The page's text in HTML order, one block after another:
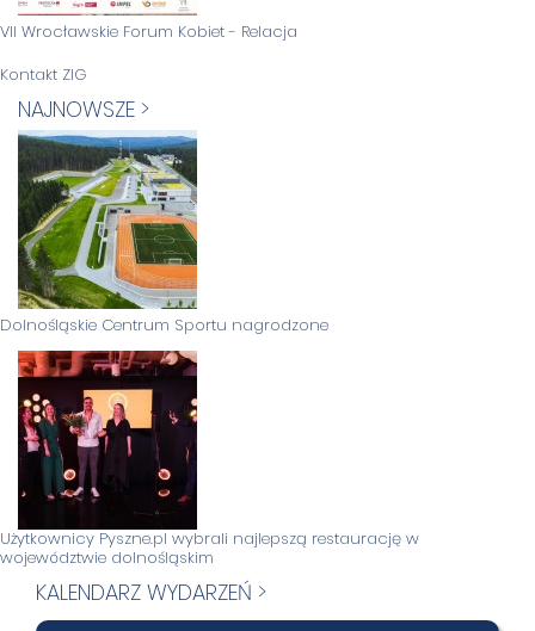
VII Wrocławskie Forum Kobiet - Relacja
Kontakt ZIG
NAJNOWSZE >
Dolnośląskie Centrum Sportu nagrodzone
Użytkownicy Pyszne.pl wybrali najlepszą restaurację w
województwie dolnośląskim
KALENDARZ WYDARZEŃ >